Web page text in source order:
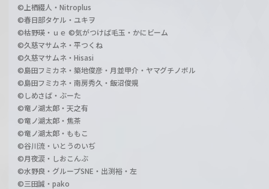
©上栖綴人・Nitroplus
©春日部タケル・ユキヲ
©枯野瑛・ｕｅ ©気がつけば毛玉・かにビーム
©久慈マサムネ・平つくね
©久慈マサムネ・Hisasi
©島田フミカネ・築地俊彦・月並甲介・ヤマグチノボル
©島田フミカネ・南房秀久・飯沼俊規
©しめさば・ぶーた
©竜ノ湖太郎・天之有
©竜ノ湖太郎・焦茶
©竜ノ湖太郎・ももこ
©谷川流・いとうのいぢ
©月夜涙・しおこんぶ
©水野良・グループSNE・出渕裕・左
©三田誠・pako